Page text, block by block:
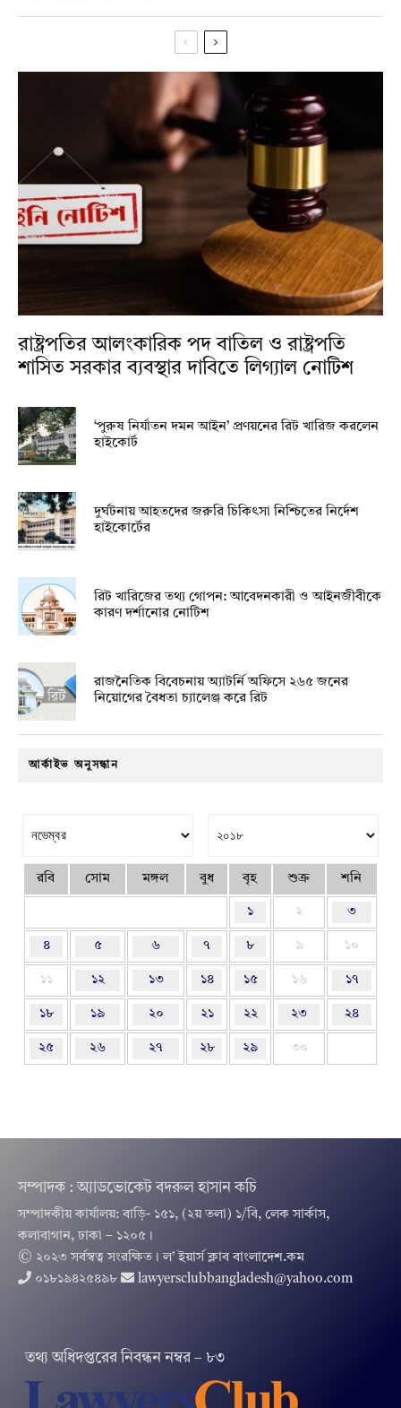
রাষ্ট্রপতির আলংকারিক পদ বাতিল ও রাষ্ট্রপতি
শাসিত সরকার ব্যবস্থার দাবিতে লিগ্যাল নোটিশ
‘পুরুষ নির্যাতন দমন আইন’ প্রণয়নের রিট খারিজ করলেন
হাইকোর্ট
দুর্ঘটনায় আহতদের জরুরি চিকিৎসা নিশ্চিতের নির্দেশ
হাইকোর্টের
রিট খারিজের তথ্য গোপন: আবেদনকারী ও আইনজীবীকে
কারণ দর্শানোর নোটিশ
রাজনৈতিক বিবেচনায় অ‍্যাটর্নি অফিসে ২৬৫ জনের
নিয়োগের বৈধতা চ্যালেঞ্জ করে রিট
আর্কাইভ অনুসন্ধান
রবি সোম মঙ্গল বুধ বৃহ শুক্র শনি
১ ২ ৩
৪ ৫ ৬ ৭ ৮ ৯ ১০
১১ ১২ ১৩ ১৪ ১৫ ১৬ ১৭
১৮ ১৯ ২০ ২১ ২২ ২৩ ২৪
২৫ ২৬ ২৭ ২৮ ২৯ ৩০
সম্পাদক : অ্যাডভোকেট বদরুল হাসান কচি
সম্পাদকীয় কার্যালয়: বাড়ি- ১৫১, (২য় তলা) ১/বি, লেক সার্কাস,
কলাবাগান, ঢাকা – ১২০৫।
© ২০২৩ সর্বস্বত্ব সংরক্ষিত । ল’ ইয়ার্স ক্লাব বাংলাদেশ.কম
০১৮১৯৪২৫৪৯৮
lawyersclubbangladesh@yahoo.com
তথ‌্য অ‌ধিদপ্ত‌রের নিবন্ধন নম্বর – ৮৩